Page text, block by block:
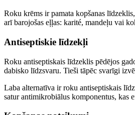
Roku krēms ir pamata kopšanas
arī barojošas eļļas: karité, mandeļu vai
Antiseptiskie līdzekļi
Roku antiseptiskais līdzeklis pēdējos
dabisko līdzsvaru. Tieši tāpēc svarīgi
Laba alternatīva ir roku antiseptiskais
satur antimikrobiālus komponentus, kas